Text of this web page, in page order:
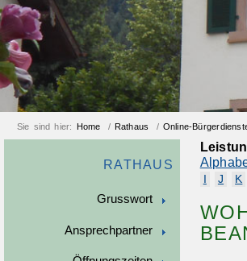
Sie sind hier: Home / Rathaus / Online-
RATHAUS
Grusswort
Ansprechpartner
J K